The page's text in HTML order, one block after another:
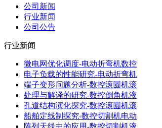
公司新闻
行业新闻
公司公告
行业新闻
微电网优化调度-电动折弯机数控
电子负载的性能研究-电动折弯机
端子变形问题分析-数控滚圆机滚
处理与解译的研究-数控倒角机液
孔道结构演化探究-数控滚圆机滚
船舶定线制探究-数控切割机电动
阵列天线中的应用-数控切割机液